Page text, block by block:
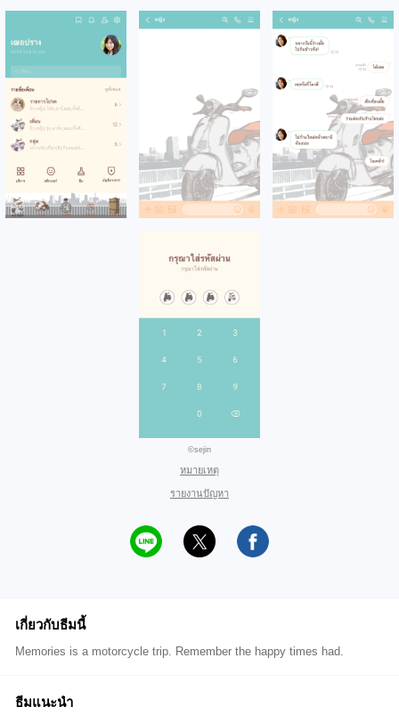
©sejin
หมายเหตุ
รายงานปัญหา
เกี่ยวกับธีมนี้
Memories is a motorcycle trip. Remember the happy times had.
ธีมแนะนำ